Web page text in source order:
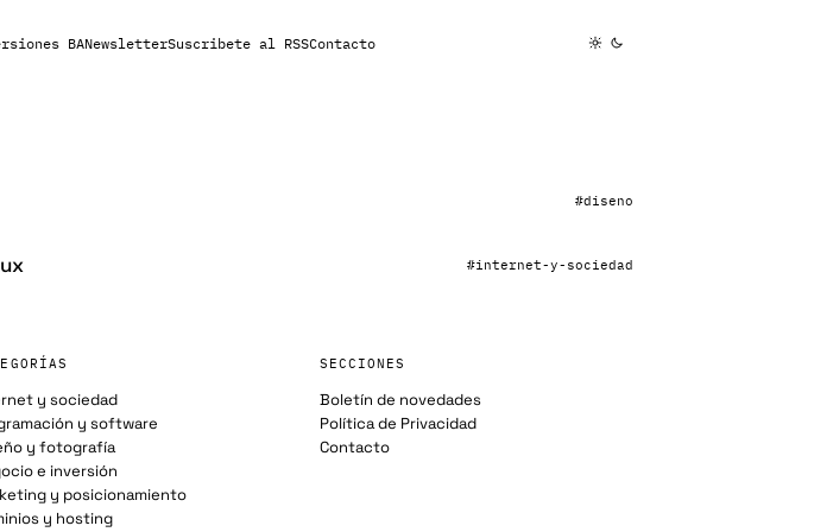
BANewsletterSuscribete al RSSContacto
#diseno
#internet-y-sociedad
y sociedad
y software
y fotografía
e inversión
y posicionamiento
y hosting
SECCIONES
Boletín de novedades
Política de Privacidad
Contacto